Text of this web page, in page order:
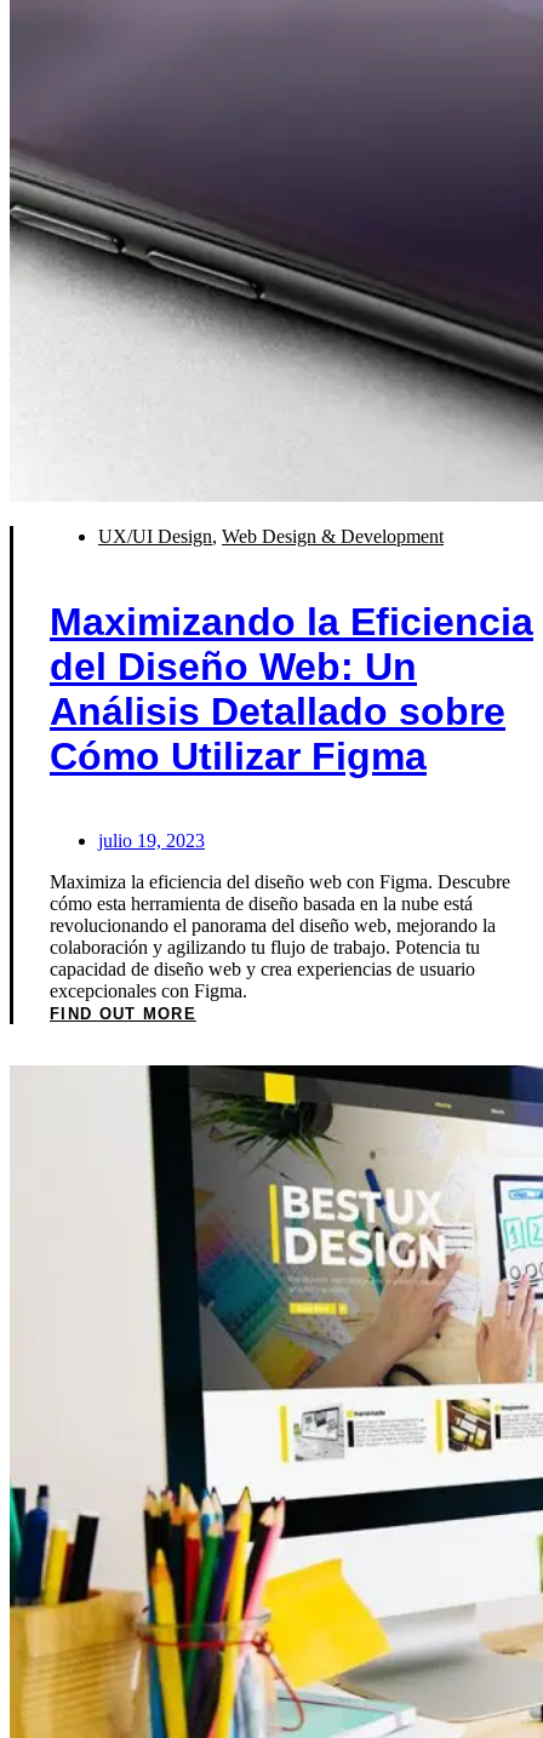
UX/UI Design, Web Design & Development
Maximizando la Eficiencia
del Diseño Web: Un
Análisis Detallado sobre
Cómo Utilizar Figma
julio 19, 2023
Maximiza la eficiencia del diseño web con Figma. Descubre
cómo esta herramienta de diseño basada en la nube está
revolucionando el panorama del diseño web, mejorando la
colaboración y agilizando tu flujo de trabajo. Potencia tu
capacidad de diseño web y crea experiencias de usuario
excepcionales con Figma.
FIND OUT MORE